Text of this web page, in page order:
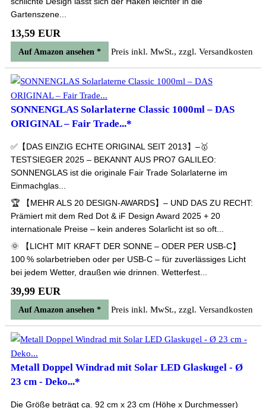
Gartenszene...
13,59 EUR
Auf Amazon ansehen * Preis inkl. MwSt., zzgl. Versandkosten
SONNENGLAS Solarlaterne Classic 1000ml – DAS
ORIGINAL – Fair Trade...*
✅【DAS EINZIG ECHTE ORIGINAL SEIT 2013】–🥇
TESTSIEGER 2025 – BEKANNT AUS PRO7 GALILEO:
SONNENGLAS ist die originale Fair Trade Solarlaterne im
Einmachglas...
🏆 【MEHR ALS 20 DESIGN-AWARDS】– UND DAS ZU RECHT:
Prämiert mit dem Red Dot & iF Design Award 2025 + 20
internationale Preise – kein anderes Solarlicht ist so oft...
🌞 【LICHT MIT KRAFT DER SONNE – ODER PER USB-C】
100 % solarbetrieben oder per USB-C – für zuverlässiges Licht
bei jedem Wetter, draußen wie drinnen. Wetterfest...
39,99 EUR
Auf Amazon ansehen * Preis inkl. MwSt., zzgl. Versandkosten
Metall Doppel Windrad mit Solar LED Glaskugel - Ø
23 cm - Deko...*
Die Größe beträgt ca. 92 cm x 23 cm (Höhe x Durchmesser)